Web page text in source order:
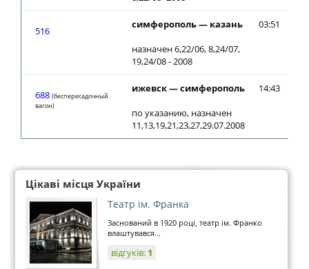
516
симферополь — казань
назначен 6,22/06, 8,24/07,
19,24/08 - 2008
03:51
688 (беспересадочный
вагон)
ижевск — симферополь
по указанию, назначен
11,13,19,21,23,27,29.07.2008
14:43
Цікаві місця України
Театр ім. Франка
Заснований в 1920 році, театр ім. Франко
влаштувався...
відгуків: 1